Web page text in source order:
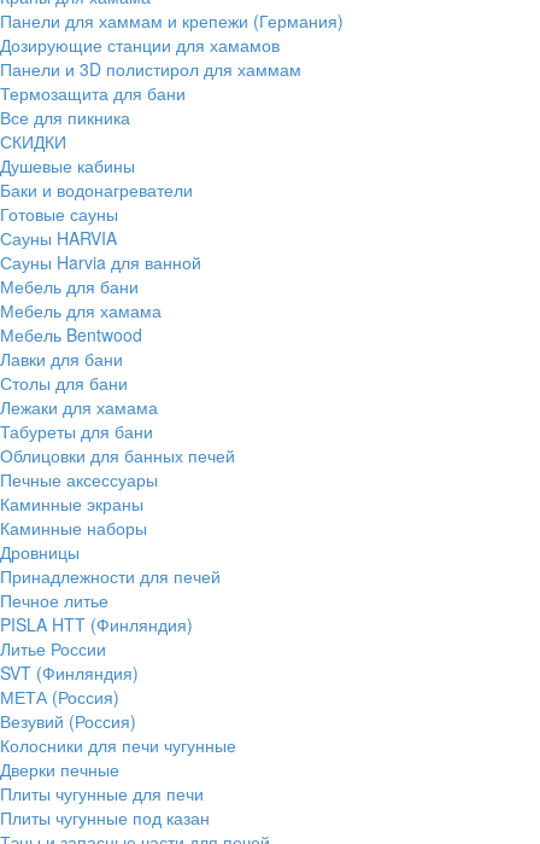
Панели для хаммам и крепежи (Германия)
Дозирующие станции для хамамов
Панели и 3D полистирол для хаммам
Термозащита для бани
Все для пикника
СКИДКИ
Душевые кабины
Баки и водонагреватели
Готовые сауны
Сауны HARVIA
Сауны Harvia для ванной
Мебель для бани
Мебель для хамама
Мебель Bentwood
Лавки для бани
Столы для бани
Лежаки для хамама
Табуреты для бани
Облицовки для банных печей
Печные аксессуары
Каминные экраны
Каминные наборы
Дровницы
Принадлежности для печей
Печное литье
PISLA HTT (Финляндия)
Литье России
SVT (Финляндия)
МЕТА (Россия)
Везувий (Россия)
Колосники для печи чугунные
Дверки печные
Плиты чугунные для печи
Плиты чугунные под казан